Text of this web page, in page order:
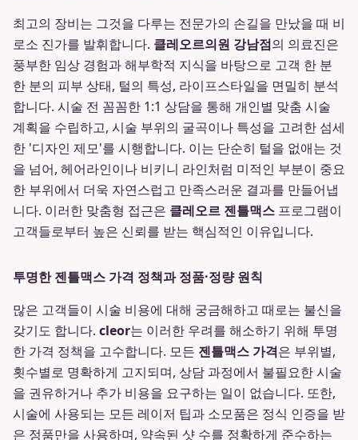
최고의 장비는 그것을 다루는 전문가의 손길을 만났을 때 비
로소 진가를 발휘합니다. 클레오르의원 강남점의 의료진은
풍부한 임상 경험과 해부학적 지식을 바탕으로 고객 한 분
한 분의 피부 상태, 털의 특성, 라이프스타일을 면밀히 분석
합니다. 시술 전 꼼꼼한 1:1 상담을 통해 개인별 맞춤 시술
계획을 수립하고, 시술 부위의 굴곡이나 특성을 고려한 섬세
한 '디자인 제모'를 시행합니다. 이는 단순히 털을 없애는 것
을 넘어, 헤어라인이나 비키니 라인처럼 미적인 부분이 중요
한 부위에서 더욱 자연스럽고 만족스러운 결과를 만들어냅
니다. 이러한 맞춤형 접근은 클레오르 젠틀맥스 프로그램이
고객들로부터 높은 신뢰를 받는 핵심적인 이유입니다.
투명한 젠틀맥스 가격 정책과 정품·정량 원칙
많은 고객들이 시술 비용에 대해 궁금해하고 때로는 불신을
갖기도 합니다. cleor는 이러한 우려를 해소하기 위해 투명
한 가격 정책을 고수합니다. 모든 젠틀맥스 가격은 부위별,
횟수별로 명확하게 고지되며, 상담 과정에서 불필요한 시술
을 권유하거나 추가 비용을 요구하는 일이 없습니다. 또한,
시술에 사용되는 모든 레이저 팁과 소모품은 정식 인증을 받
은 정품만을 사용하며, 약속된 샷 수를 정확하게 준수하는